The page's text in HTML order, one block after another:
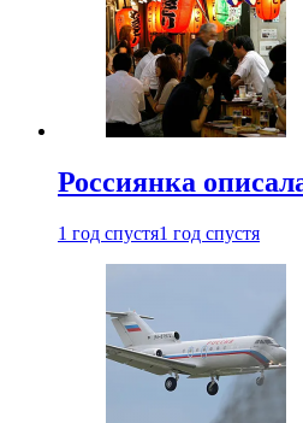
Россиянка
1 год спустя1 год спустя